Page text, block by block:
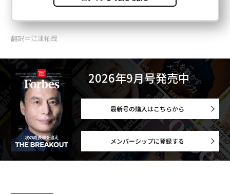
翻訳＝江津拓哉
2026年9月号発売中
最新号の購入はこちらから
メンバーシップに登録する